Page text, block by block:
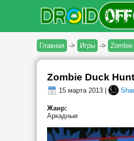
Главная -> Игры ->
Zombie Duck Hunt
15 марта 2013 |
Жанр:
Аркадные